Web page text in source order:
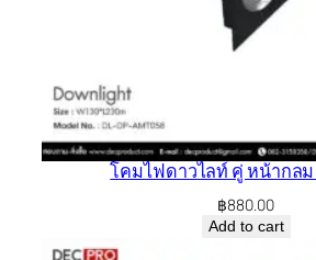
โคมไฟดาวไลท์ คู่ หน้ากลม
฿880.00
Add to cart